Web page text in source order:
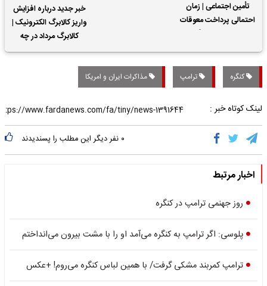
تأمین اجتماعی | زمان
احتمالی پرداخت معوقات
خبر جدید درباره افزایش
واریز کالابرگ الکترونیک |
کالابرگ مرداد در چه
تاریخی واریز خواهد شد؟
کنگره ترامپ مذاکرات ایران و امریکا
لینک کوتاه خبر :
۰ نفر دیگر این مطلب را پسندیدند
اخبار مرتبط
روز جهنمی ترامپ در کنگره
پلوسی: اگر ترامپ به کنگره می‌آمد او را با مشت بیرون می‌انداختم
ترامپ کمربند مشکی گرفت/ با همین لباس کنگره می‌روم! +عکس